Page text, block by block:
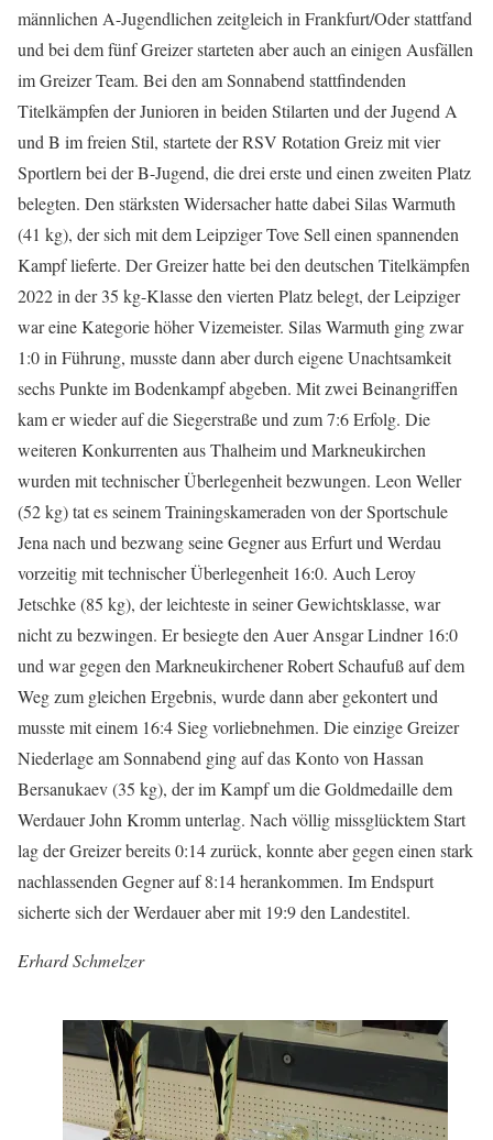
männlichen A-Jugendlichen zeitgleich in Frankfurt/Oder stattfand
und bei dem fünf Greizer starteten aber auch an einigen Ausfällen
im Greizer Team. Bei den am Sonnabend stattfindenden
Titelkämpfen der Junioren in beiden Stilarten und der Jugend A
und B im freien Stil, startete der RSV Rotation Greiz mit vier
Sportlern bei der B-Jugend, die drei erste und einen zweiten Platz
belegten. Den stärksten Widersacher hatte dabei Silas Warmuth
(41 kg), der sich mit dem Leipziger Tove Sell einen spannenden
Kampf lieferte. Der Greizer hatte bei den deutschen Titelkämpfen
2022 in der 35 kg-Klasse den vierten Platz belegt, der Leipziger
war eine Kategorie höher Vizemeister. Silas Warmuth ging zwar
1:0 in Führung, musste dann aber durch eigene Unachtsamkeit
sechs Punkte im Bodenkampf abgeben. Mit zwei Beinangriffen
kam er wieder auf die Siegerstraße und zum 7:6 Erfolg. Die
weiteren Konkurrenten aus Thalheim und Markneukirchen
wurden mit technischer Überlegenheit bezwungen. Leon Weller
(52 kg) tat es seinem Trainingskameraden von der Sportschule
Jena nach und bezwang seine Gegner aus Erfurt und Werdau
vorzeitig mit technischer Überlegenheit 16:0. Auch Leroy
Jetschke (85 kg), der leichteste in seiner Gewichtsklasse, war
nicht zu bezwingen. Er besiegte den Auer Ansgar Lindner 16:0
und war gegen den Markneukirchener Robert Schaufuß auf dem
Weg zum gleichen Ergebnis, wurde dann aber gekontert und
musste mit einem 16:4 Sieg vorliebnehmen. Die einzige Greizer
Niederlage am Sonnabend ging auf das Konto von Hassan
Bersanukaev (35 kg), der im Kampf um die Goldmedaille dem
Werdauer John Kromm unterlag. Nach völlig missglücktem Start
lag der Greizer bereits 0:14 zurück, konnte aber gegen einen stark
nachlassenden Gegner auf 8:14 herankommen. Im Endspurt
sicherte sich der Werdauer aber mit 19:9 den Landestitel.
Erhard Schmelzer